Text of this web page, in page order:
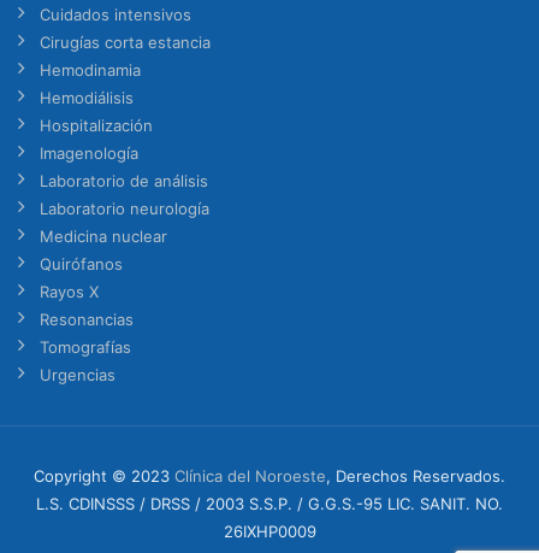
Cuidados intensivos
Cirugías corta estancia
Hemodinamia
Hemodiálisis
Hospitalización
Imagenología
Laboratorio de análisis
Laboratorio neurología
Medicina nuclear
Quirófanos
Rayos X
Resonancias
Tomografías
Urgencias
Copyright © 2023 Clínica del Noroeste, Derechos Reservados.
L.S. CDINSSS / DRSS / 2003 S.S.P. / G.G.S.-95 LIC. SANIT. NO.
26IXHP0009